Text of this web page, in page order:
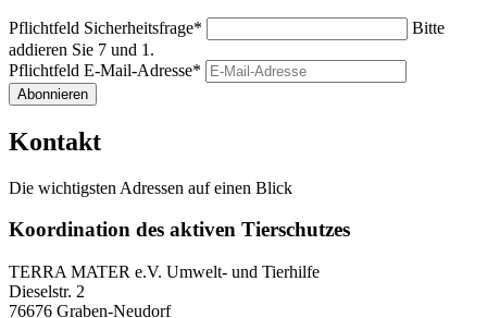
Pflichtfeld Sicherheitsfrage*
Bitte
addieren Sie 7 und 1.
Pflichtfeld E-Mail-Adresse*
Abonnieren
Kontakt
Die wichtigsten Adressen auf einen Blick
Koordination des aktiven Tierschutzes
TERRA MATER e.V. Umwelt- und Tierhilfe
Dieselstr. 2
76676 Graben-Neudorf